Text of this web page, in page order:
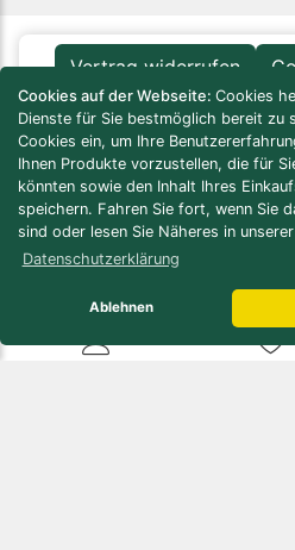
Cookies auf der Webseite:Cookies
Dienste für Sie bestmöglich bereit zu
Cookies ein, um Ihre
Ihnen Produkte vorzustellen, die für
könnten sowie den Inhalt Ihres
speichern. Fahren Sie fort, wenn Sie
sind oder lesen Sie Näheres in unserer
Datenschutzerklärung
Ablehnen
Vertrag widerrufen
Infos / Service
Versandkosten-Rechner
Verbrauchs-/Bedarfsrechner
Bau- / Verlegeanleitungen
Pflegeanleitungen
Öffnungszeiten